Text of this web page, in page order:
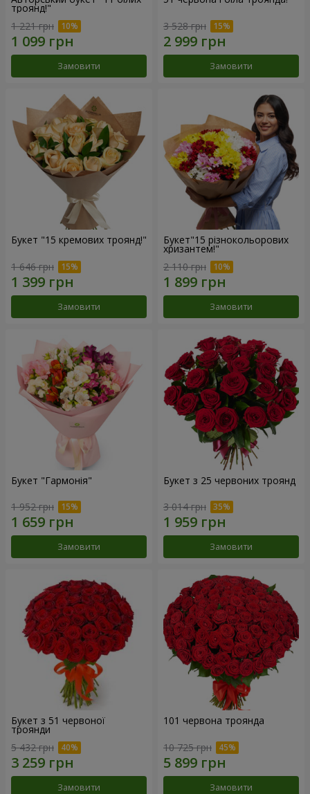
троянд!"
1 221 грн
Замовити
3 528 грн
Замовити
Букет "15 кремових троянд!"
1 646 грн
Замовити
Букет"15 різнокольорових
хризантем!"
2 110 грн
Замовити
Букет "Гармонія"
1 952 грн
Замовити
Букет з 25 червоних троянд
3 014 грн
Замовити
Букет з 51 червоної
троянди
5 432 грн
Замовити
101 червона троянда
10 725 грн
Замовити